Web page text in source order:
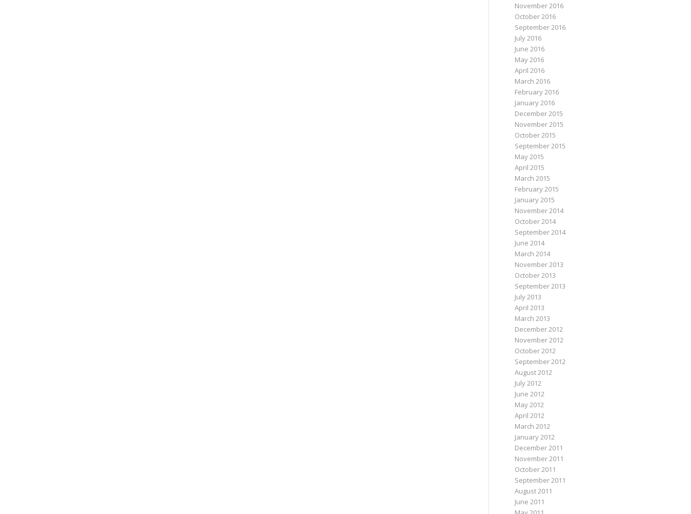
November 2016
October 2016
September 2016
July 2016
June 2016
May 2016
April 2016
March 2016
February 2016
January 2016
December 2015
November 2015
October 2015
September 2015
May 2015
April 2015
March 2015
February 2015
January 2015
November 2014
October 2014
September 2014
June 2014
March 2014
November 2013
October 2013
September 2013
July 2013
April 2013
March 2013
December 2012
November 2012
October 2012
September 2012
August 2012
July 2012
June 2012
May 2012
April 2012
March 2012
January 2012
December 2011
November 2011
October 2011
September 2011
August 2011
June 2011